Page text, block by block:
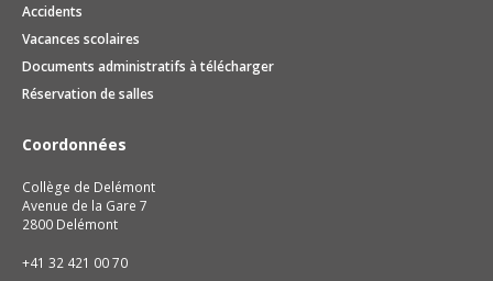
Accidents
Vacances scolaires
Documents administratifs à télécharger
Réservation de salles
Coordonnées
Collège de Delémont
Avenue de la Gare 7
2800 Delémont
+41 32 421 00 70